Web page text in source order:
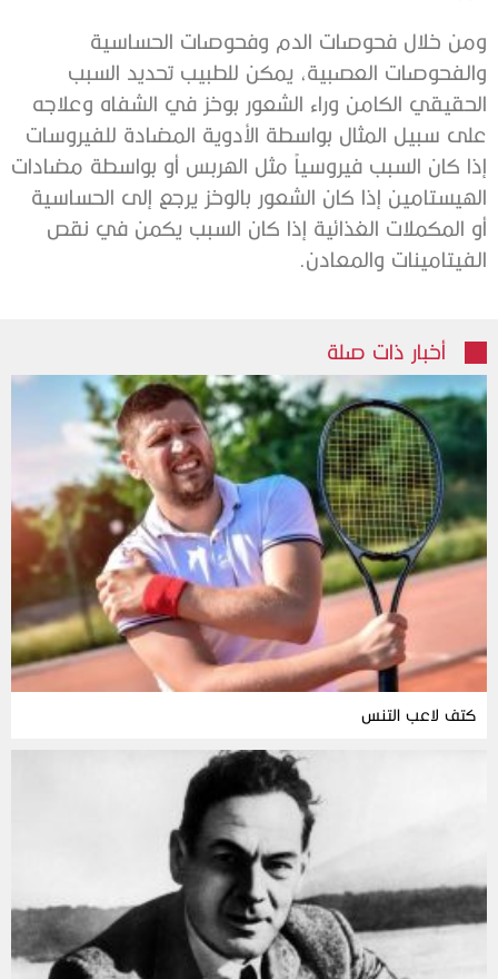
ومن خلال فحوصات الدم وفحوصات الحساسية
والفحوصات العصبية، يمكن للطبيب تحديد السبب
الحقيقي الكامن وراء الشعور بوخز في الشفاه وعلاجه
على سبيل المثال بواسطة الأدوية المضادة للفيروسات
إذا كان السبب فيروسياً مثل الهربس أو بواسطة مضادات
الهيستامين إذا كان الشعور بالوخز يرجع إلى الحساسية
أو المكملات الغذائية إذا كان السبب يكمن في نقص
الفيتامينات والمعادن.
أخبار ذات صلة
كتف لاعب التنس